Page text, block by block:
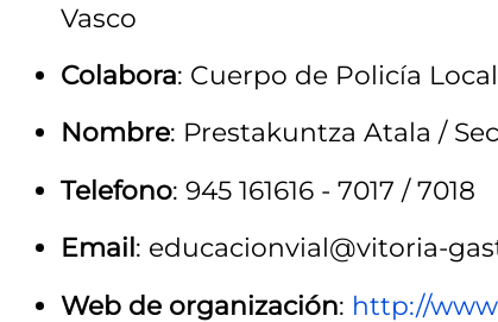
Vasco
Colabora: Cuerpo de Policía
Nombre: Prestakuntza Atala /
Telefono: 945 161616 - 7017 / 7018
Email : educacionvial@vitoria-
Web de organización: http://